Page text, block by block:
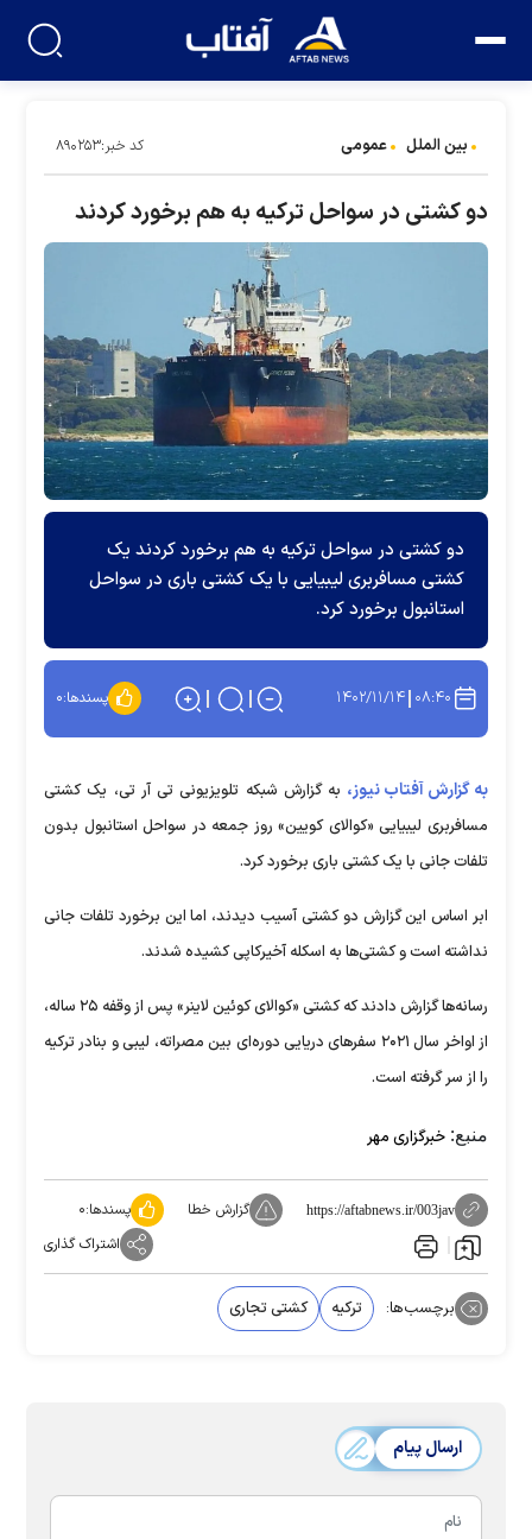
بین الملل عمومی کد خبر:۸۹۰۲۵۳
دو کشتی در سواحل ترکیه به هم برخورد کردند
دو کشتی در سواحل ترکیه به هم برخورد کردند یک
کشتی مسافربری لیبیایی با یک کشتی باری در سواحل
استانبول برخورد کرد.
۰۸:۴۰ ۱۴۰۲/۱۱/۱۴ پسندها:۰
به گزارش آفتاب نیوز، به گزارش شبکه تلویزیونی تی آر تی، یک کشتی
مسافربری لیبیایی «کوالای کویین» روز جمعه در سواحل استانبول بدون
تلفات جانی با یک کشتی باری برخورد کرد.
ابر اساس این گزارش دو کشتی آسیب دیدند، اما این برخورد تلفات جانی
نداشته است و کشتی‌ها به اسکله آخیرکاپی کشیده شدند.
رسانه‌ها گزارش دادند که کشتی «کوالای کوئین لاینر» پس از وقفه ۲۵ ساله،
از اواخر سال ۲۰۲۱ سفر‌های دریایی دوره‌ای بین مصراته، لیبی و بنادر ترکیه
را از سر گرفته است.
منبع: خبرگزاری مهر
https://aftabnews.ir/003jav گزارش خطا پسندها:۰
اشتراک گذاری
برچسب‌ها: ترکیه کشتی تجاری
ارسال پیام